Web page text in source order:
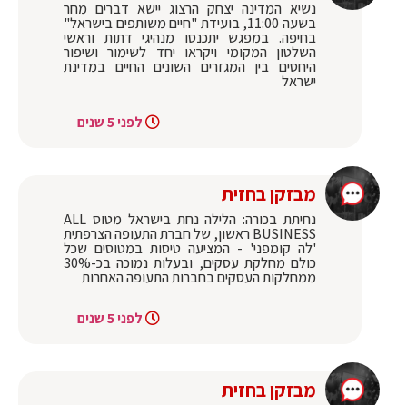
נשיא המדינה יצחק הרצוג יישא דברים מחר
בשעה 11:00, בועידת "חיים משותפים בישראל"
בחיפה. במפגש יתכנסו מנהיגי דתות וראשי
השלטון המקומי ויקראו יחד לשימור ושיפור
היחסים בין המגזרים השונים החיים במדינת
ישראל
לפני 5 שנים
מבזקן בחזית
נחיתת בכורה: הלילה נחת בישראל מטוס ALL
BUSINESS ראשון, של חברת התעופה הצרפתית
'לה קומפני' - המציעה טיסות במטוסים שכל
כולם מחלקת עסקים, ובעלות נמוכה בכ-30%
ממחלקות העסקים בחברות התעופה האחרות
לפני 5 שנים
מבזקן בחזית